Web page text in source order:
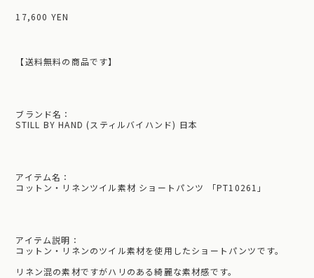
17,600 YEN
【送料無料の商品です】
ブランド名：
STILL BY HAND (スティルバイハンド) 日本
アイテム名：
コットン・リネンツイル素材 ショートパンツ 「PT10261」
アイテム説明：
コットン・リネンのツイル素材を使用したショートパンツです。
リネン混の素材ですがハリのある綺麗な素材感です。